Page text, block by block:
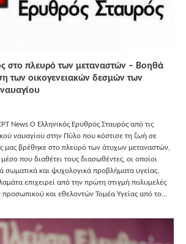
στο πλευρό των μεταναστών – Βοηθά
των οικογενειακών δεσμών των
News Ο Ελληνικός Ερυθρός Σταυρός από τις
ναυαγίου στην Πύλο που κόστισε τη ζωή σε
μας βρέθηκε στο πλευρό των άτυχων μεταναστών,
που διαθέτει τους διασωθέντες, οι οποίοι
σωματικά και ψυχολογικά προβλήματα υγείας.
επιχειρεί από την πρώτη στιγμή πολυμελές
προσωπικού και εθελοντών Τομέα Υγείας από το…